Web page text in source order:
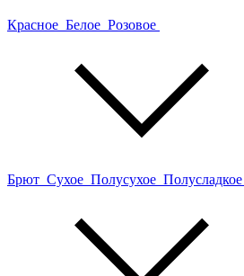
Красное Белое Розовое
Брют Сухое Полусухое Полусладкое